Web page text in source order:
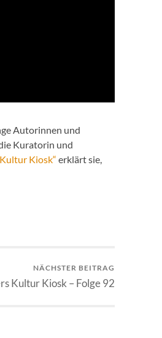
Autorinnen und
die Kuratorin und
Kultur Kiosk“ erklärt sie,
NÄCHSTER BEITRAG
Kultur Kiosk – Folge 92